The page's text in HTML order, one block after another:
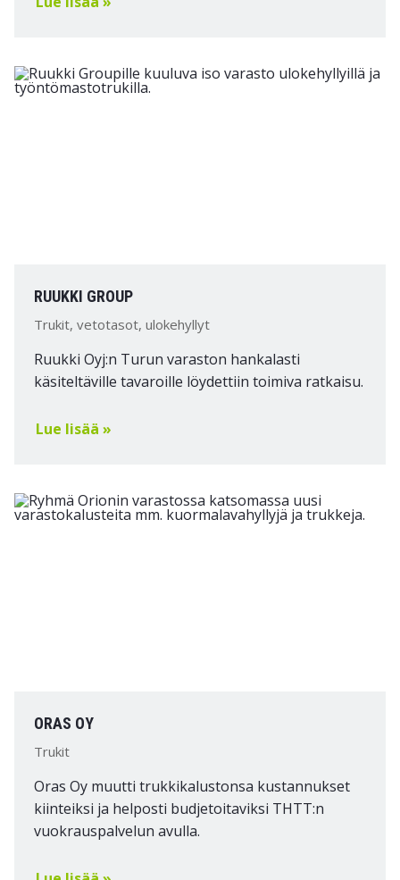
RUUKKI GROUP
Trukit, vetotasot, ulokehyllyt
Ruukki Oyj:n Turun varaston hankalasti
käsiteltäville tavaroille löydettiin toimiva ratkaisu.
Lue lisää »
ORAS OY
Trukit
Oras Oy muutti trukkikalustonsa kustannukset
kiinteiksi ja helposti budjetoitaviksi THTT:n
vuokrauspalvelun avulla.